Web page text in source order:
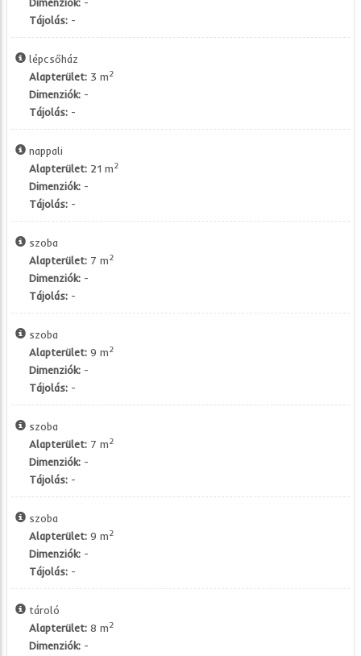
Tájolás: -
lépcsőház
Alapterület: 3 m2
Dimenziók: -
Tájolás: -
nappali
Alapterület: 21 m2
Dimenziók: -
Tájolás: -
szoba
Alapterület: 7 m2
Dimenziók: -
Tájolás: -
szoba
Alapterület: 9 m2
Dimenziók: -
Tájolás: -
szoba
Alapterület: 7 m2
Dimenziók: -
Tájolás: -
szoba
Alapterület: 9 m2
Dimenziók: -
Tájolás: -
tároló
Alapterület: 8 m2
Dimenziók: -